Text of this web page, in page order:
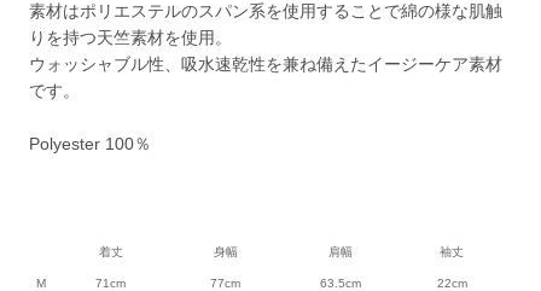
素材はポリエステルのスパン系を使用することで綿の様な肌触
りを持つ天竺素材を使用。
ウォッシャブル性、吸水速乾性を兼ね備えたイージーケア素材
です。
Polyester 100％
着丈 身幅 肩幅 袖丈
M 71cm 77cm 63.5cm 22cm